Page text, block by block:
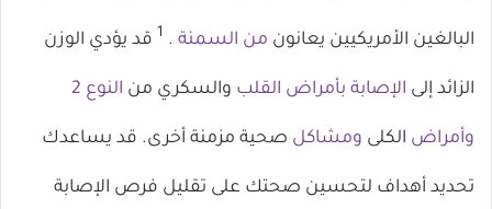
البالغين الأمريكيين يعانون من السمنة .
1 قد يؤدي الوزن
الزائد إلى الإصابة بأمراض القلب والسكري من النوع 2
وأمراض الكلى ومشاكل صحية مزمنة أخرى. قد يساعدك
تحديد أهداف لتحسين صحتك على تقليل فرص الإصابة